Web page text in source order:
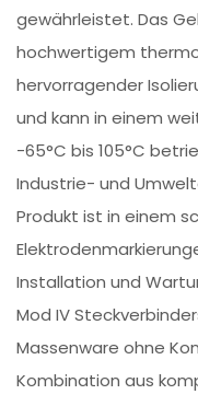
gewährleistet. Das
hochwertigem
hervorragender
und kann in einem
-65°C bis 105°C
Industrie- und
Produkt ist in einem
Installation und
Mod IV
Massenware ohne
Kombination aus